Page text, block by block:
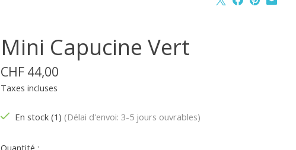
Mini Capucine Vert
CHF 44,00
Taxes incluses
En stock (1) (Délai d'envoi: 3-5 jours ouvrables)
Quantité :